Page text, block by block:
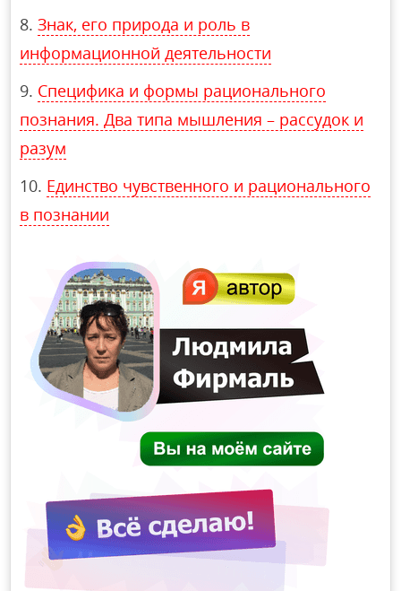
Знак, его природа и роль в
информационной деятельности
Специфика и формы рационального
познания. Два типа мышления – рассудок и
разум
Единство чувственного и рационального
в познании